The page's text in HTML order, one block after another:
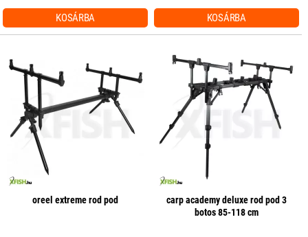
KOSÁRBA KOSÁRBA
oreel extreme rod pod
carp academy deluxe rod pod 3
botos 85-118 cm